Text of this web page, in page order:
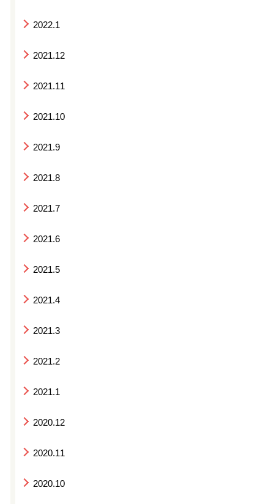
2022.1
2021.12
2021.11
2021.10
2021.9
2021.8
2021.7
2021.6
2021.5
2021.4
2021.3
2021.2
2021.1
2020.12
2020.11
2020.10